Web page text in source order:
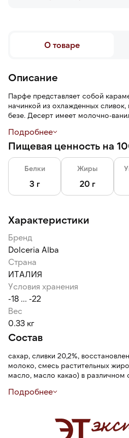
О товаре
Описание
Парфе представляет собой
начинкой из охлажденных
безе. Десерт имеет молочно-
Подробнее
Пищевая ценность на
Белки
3 г
Жиры
20 г
Характеристики
Бренд
Dolceria Alba
Страна
ИТАЛИЯ
Условия хранения
-18 ... -22
Вес
0.33 кг
Состав
сахар, сливки 20,2%,
молоко, смесь растительных
масло, масло какао) в
3,1%, молочные белки, декстроза,
сливочное масло, загуститель:
Может содержать орехи, сою.
Подробнее